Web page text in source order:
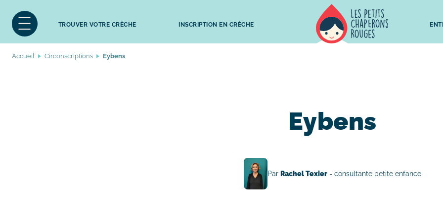
TROUVER VOTRE CRÈCHE INSCRIPTION EN CRÈCHE
Accueil Circonscriptions Eybens
Eybens
Par Rachel Texier- consultante petite enfance